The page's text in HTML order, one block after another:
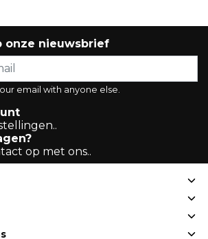
onze nieuwsbrief
email with anyone else.
op met ons..